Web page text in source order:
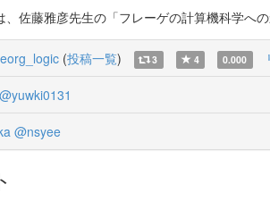
佐藤雅彦先生の「フレーゲの計算機科学へ
(投稿一覧) 3 4 0.000
@yuwki0131
@nsyee